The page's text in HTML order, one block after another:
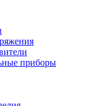
приборы